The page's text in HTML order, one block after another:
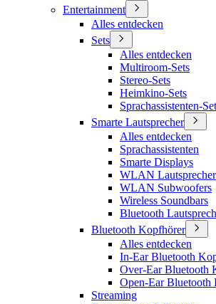
Entertainment
Alles entdecken
Sets
Alles entdecken
Multiroom-Sets
Stereo-Sets
Heimkino-Sets
Sprachassistenten-
Smarte Lautsprecher
Alles entdecken
Sprachassistenten
Smarte Displays
WLAN Lautsprecher
WLAN Subwoofers
Wireless Soundbars
Bluetooth
Bluetooth Kopfhörer
Alles entdecken
In-Ear Bluetooth
Over-Ear Bluetooth
Open-Ear Bluetooth
Streaming